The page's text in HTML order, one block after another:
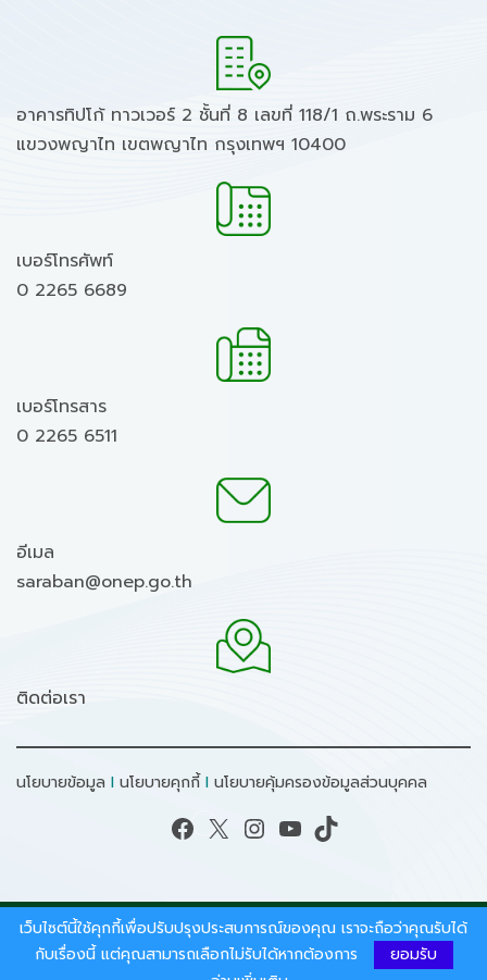
อาคารทิปโก้ ทาวเวอร์ 2 ชั้นที่ 8 เลขที่ 118/1 ถ.พระราม 6
แขวงพญาไท เขตพญาไท กรุงเทพฯ 10400
เบอร์โทรศัพท์
0 2265 6689
เบอร์โทรสาร
0 2265 6511
อีเมล
saraban@onep.go.th
ติดต่อเรา
นโยบายข้อมูล I นโยบายคุกกี้ I นโยบายคุ้มครองข้อมูลส่วนบุคคล
Facebook X Instagram YouTube TikTok
สงวนลิขสิทธิ์ © 2026 - สำนักงานนโยบายและแผน
ทรัพยากรธรรมชาติและสิ่งแวดล้อม.
เว็บไซต์นี้ใช้คุกกี้เพื่อปรับปรุงประสบการณ์ของคุณ เราจะถือว่าคุณรับได้
กับเรื่องนี้ แต่คุณสามารถเลือกไม่รับได้หากต้องการ
ยอมรับ